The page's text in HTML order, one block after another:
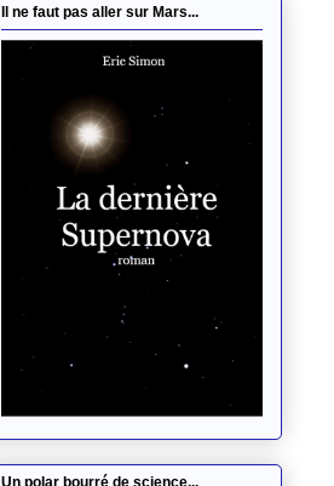
Il ne faut pas aller sur Mars...
Un polar bourré de science...